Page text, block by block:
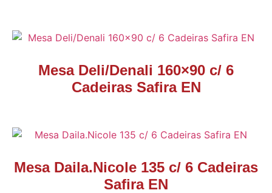
Mesa Deli/Denali 160×90 c/ 6
Cadeiras Safira EN
Mesa Daila.Nicole 135 c/ 6 Cadeiras
Safira EN